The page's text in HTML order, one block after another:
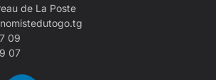
de La Poste
09
07